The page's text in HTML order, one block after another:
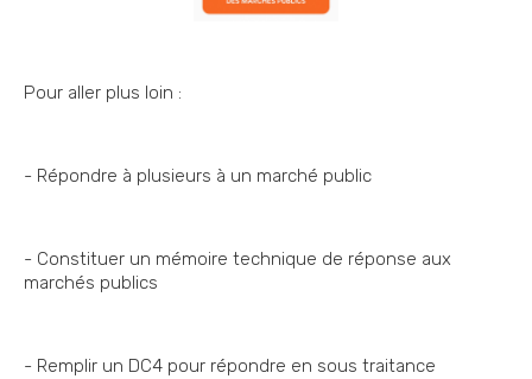
Pour aller plus loin :
- Répondre à plusieurs à un marché public
- Constituer un mémoire technique de réponse aux
marchés publics
- Remplir un DC4 pour répondre en sous traitance